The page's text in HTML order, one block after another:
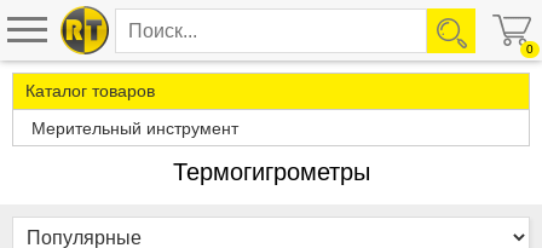
0
Каталог товаров
Мерительный инструмент
Термогигрометры